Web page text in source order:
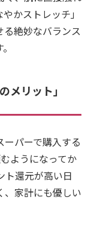
かストレッチ」
絶妙なバランス
メリット」
ーパーで購入する
ようになってか
ト還元が高い日
、家計にも優しい